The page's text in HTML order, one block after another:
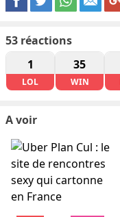
53 réactions
1
LOL
35
WIN
A voir